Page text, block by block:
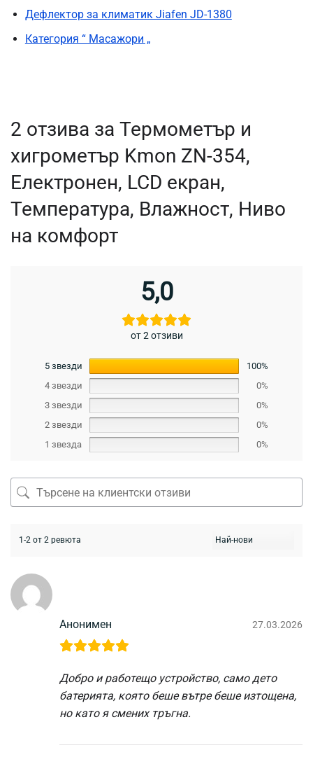
Дефлектор за климатик Jiafen JD-1380
Категория “ Масажори „
2 отзива за Термометър и
хигрометър Kmon ZN-354,
Електронен, LCD екран,
Температура, Влажност, Ниво
на комфорт
5,0
от 2 отзиви
5 звезди
100%
4 звезди
0%
3 звезди
0%
2 звезди
0%
1 звезда
0%
1-2 от 2 ревюта
Анонимен 27.03.2026
Добро и работещо устройство, само дето
батерията, която беше вътре беше изтощена,
но като я смених тръгна.